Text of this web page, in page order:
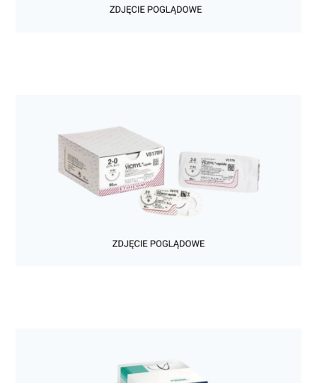
Chirurgia
Szwy chirurgiczne wchłanialne Novosyn Quick